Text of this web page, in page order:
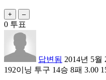
0 투표
답변됨 2014년 5월
192이닝 투구 14승 8패 3.00